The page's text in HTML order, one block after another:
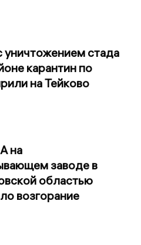
уничтожением стада
карантин по
на Тейково
на
заводе в
областью
возгорание